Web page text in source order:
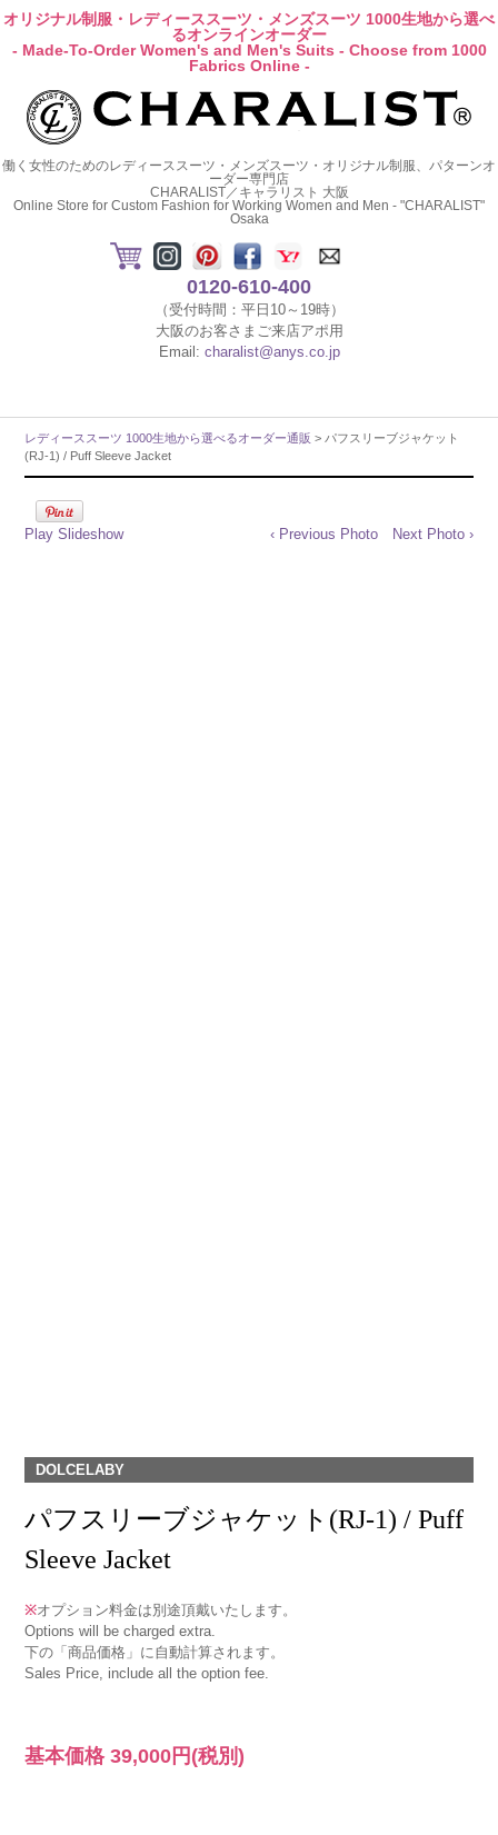
オリジナル制服・レディーススーツ・メンズスーツ 1000生地から選べ
るオンラインオーダー
- Made-To-Order Women's and Men's Suits - Choose from 1000
Fabrics Online -
働く女性のためのレディーススーツ・メンズスーツ・オリジナル制服、パターンオ
ーダー専門店
CHARALIST／キャラリスト 大阪
Online Store for Custom Fashion for Working Women and Men - "CHARALIST"
Osaka
0120-610-400
（受付時間：平日10～19時）
大阪のお客さまご来店アポ用
Email: charalist@anys.co.jp
レディーススーツ 1000生地から選べるオーダー通販 > パフスリーブジャケット
(RJ-1) / Puff Sleeve Jacket
Play Slideshow ‹ Previous Photo Next Photo ›
DOLCELABY
パフスリーブジャケット(RJ-1) / Puff
Sleeve Jacket
※オプション料金は別途頂戴いたします。
Options will be charged extra.
下の「商品価格」に自動計算されます。
Sales Price, include all the option fee.
基本価格39,000円 (税別)